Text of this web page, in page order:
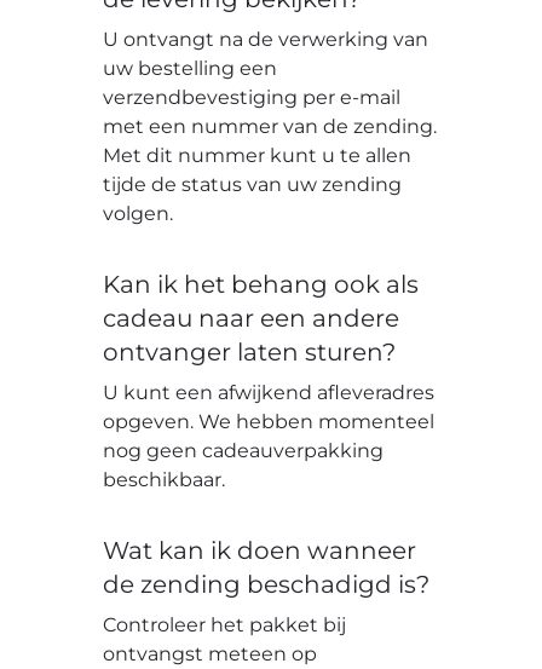
U ontvangt na de verwerking van
uw bestelling een
verzendbevestiging per e-mail
met een nummer van de zending.
Met dit nummer kunt u te allen
tijde de status van uw zending
volgen.
Kan ik het behang ook als
cadeau naar een andere
ontvanger laten sturen?
U kunt een afwijkend afleveradres
opgeven. We hebben momenteel
nog geen cadeauverpakking
beschikbaar.
Wat kan ik doen wanneer
de zending beschadigd is?
Controleer het pakket bij
ontvangst meteen op